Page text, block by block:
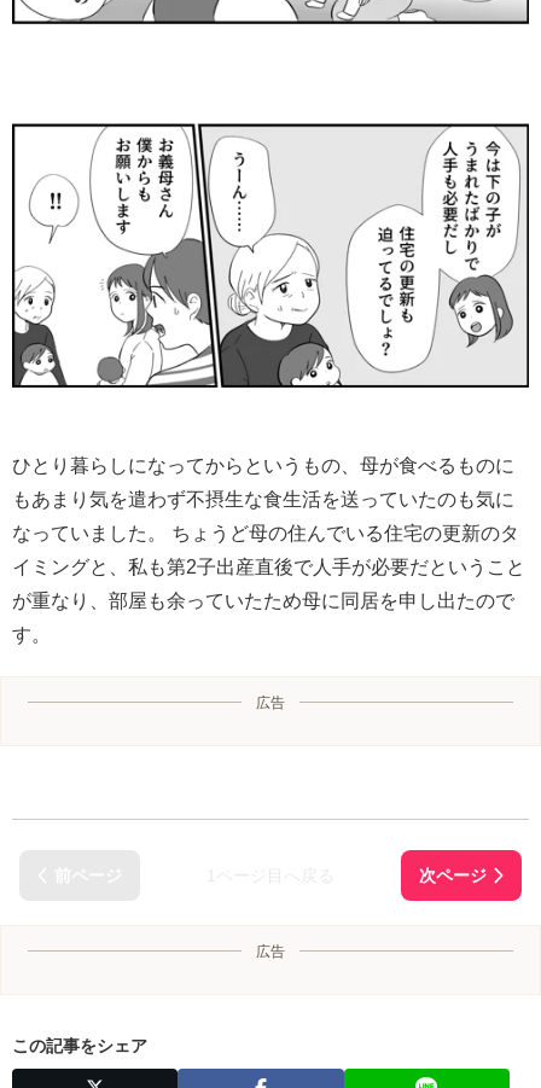
ひとり暮らしになってからというもの、母が食べるものに
もあまり気を遣わず不摂生な食生活を送っていたのも気に
なっていました。 ちょうど母の住んでいる住宅の更新のタ
イミングと、私も第2子出産直後で人手が必要だということ
が重なり、部屋も余っていたため母に同居を申し出たので
す。
広告
広告
この記事をシェア